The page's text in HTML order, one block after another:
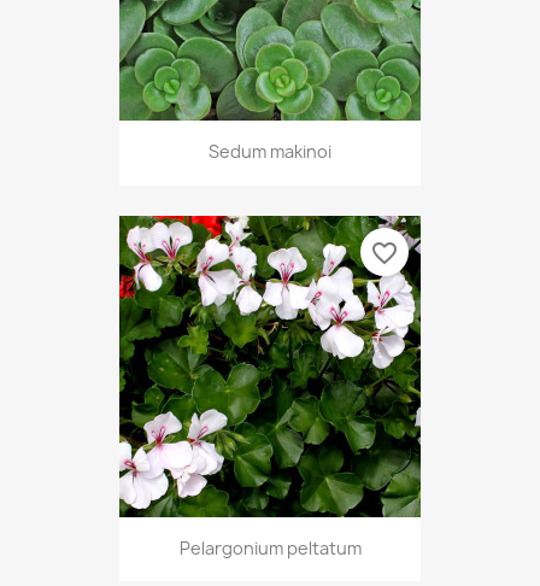
Sedum makinoi
Pelargonium peltatum
favorite_border